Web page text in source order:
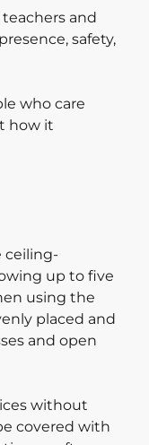
and
safety,
who care
how it
ceiling-
up to five
using the
placed and
and open
without
covered with